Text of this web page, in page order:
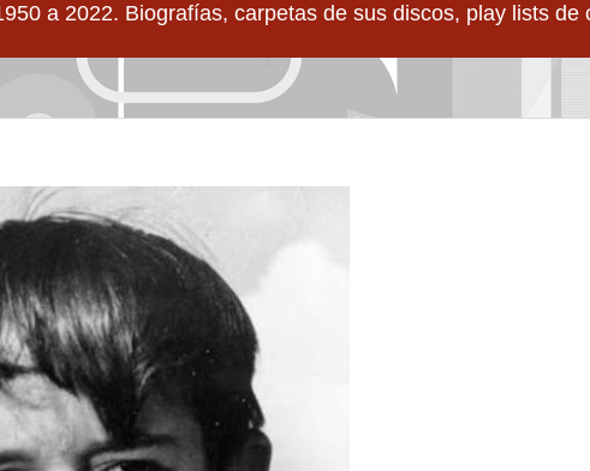
a 2022. Biografías, carpetas de sus discos, play lists de